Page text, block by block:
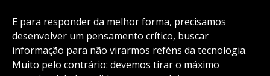
E para responder da melhor forma, precisamos
desenvolver um pensamento crítico, buscar
informação para não virarmos reféns da tecnologia.
Muito pelo contrário: devemos tirar o máximo